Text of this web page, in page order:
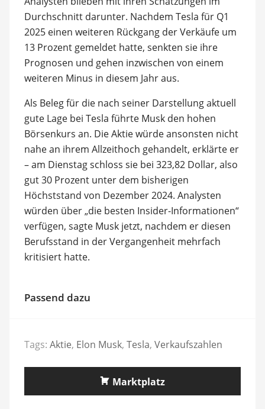
Durchschnitt darunter. Nachdem Tesla für Q1
2025 einen weiteren Rückgang der Verkäufe um
13 Prozent gemeldet hatte, senkten sie ihre
Prognosen und gehen inzwischen von einem
weiteren Minus in diesem Jahr aus.
Als Beleg für die nach seiner Darstellung aktuell
gute Lage bei Tesla führte Musk den hohen
Börsenkurs an. Die Aktie würde ansonsten nicht
nahe an ihrem Allzeithoch gehandelt, erklärte er
– am Dienstag schloss sie bei 323,82 Dollar, also
gut 30 Prozent unter dem bisherigen
Höchststand von Dezember 2024. Analysten
würden über „die besten Insider-Informationen“
verfügen, sagte Musk jetzt, nachdem er diesen
Berufsstand in der Vergangenheit mehrfach
kritisiert hatte.
Passend dazu
Tags: Aktie, Elon Musk, Tesla, Verkaufszahlen
Marktplatz